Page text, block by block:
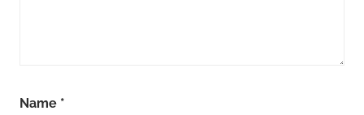
Name *